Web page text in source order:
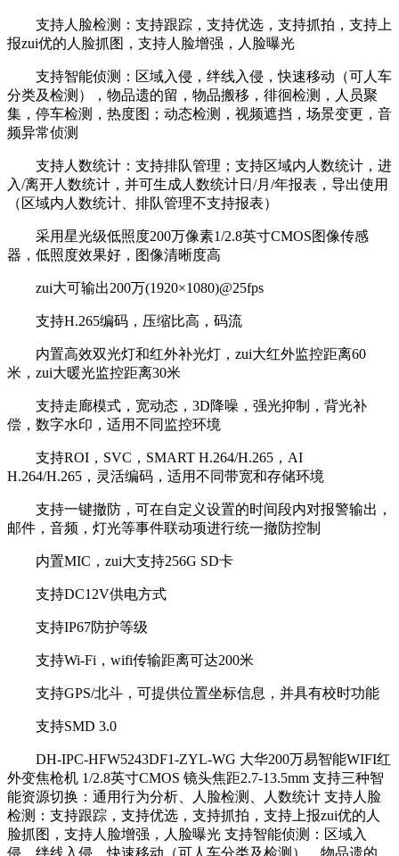
支持人脸检测：支持跟踪，支持优选，支持抓拍，支持上
报zui优的人脸抓图，支持人脸增强，人脸曝光
支持智能侦测：区域入侵，绊线入侵，快速移动（可人车
分类及检测），物品遗的留，物品搬移，徘徊检测，人员聚
集，停车检测，热度图；动态检测，视频遮挡，场景变更，音
频异常侦测
支持人数统计：支持排队管理；支持区域内人数统计，进
入/离开人数统计，并可生成人数统计日/月/年报表，导出使用
（区域内人数统计、排队管理不支持报表）
采用星光级低照度200万像素1/2.8英寸CMOS图像传感
器，低照度效果好，图像清晰度高
zui大可输出200万(1920×1080)@25fps
支持H.265编码，压缩比高，码流
内置高效双光灯和红外补光灯，zui大红外监控距离60
米，zui大暖光监控距离30米
支持走廊模式，宽动态，3D降噪，强光抑制，背光补
偿，数字水印，适用不同监控环境
支持ROI，SVC，SMART H.264/H.265，AI
H.264/H.265，灵活编码，适用不同带宽和存储环境
支持一键撤防，可在自定义设置的时间段内对报警输出，
邮件，音频，灯光等事件联动项进行统一撤防控制
内置MIC，zui大支持256G SD卡
支持DC12V供电方式
支持IP67防护等级
支持Wi-Fi，wifi传输距离可达200米
支持GPS/北斗，可提供位置坐标信息，并具有校时功能
支持SMD 3.0
DH-IPC-HFW5243DF1-ZYL-WG 大华200万易智能WIFI红
外变焦枪机 1/2.8英寸CMOS 镜头焦距2.7-13.5mm 支持三种智
能资源切换：通用行为分析、人脸检测、人数统计 支持人脸
检测：支持跟踪，支持优选，支持抓拍，支持上报zui优的人
脸抓图，支持人脸增强，人脸曝光 支持智能侦测：区域入
侵，绊线入侵，快速移动（可人车分类及检测），物品遗的